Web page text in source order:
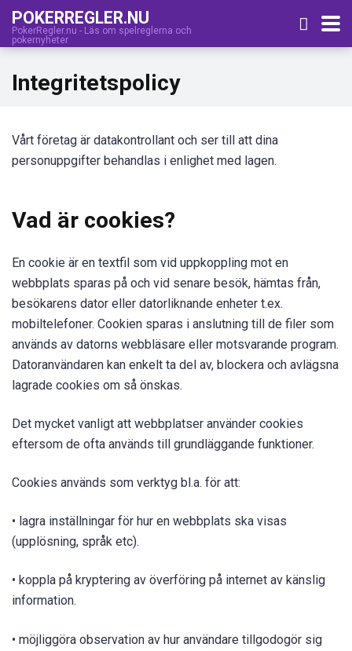
POKERREGLER.NU
PokerRegler.nu - Läs om spelreglerna och
pokernyheter
Integritetspolicy
Vårt företag är datakontrollant och ser till att dina
personuppgifter behandlas i enlighet med lagen.
Vad är cookies?
En cookie är en textfil som vid uppkoppling mot en
webbplats sparas på och vid senare besök, hämtas från,
besökarens dator eller datorliknande enheter t.ex.
mobiltelefoner. Cookien sparas i anslutning till de filer som
används av datorns webbläsare eller motsvarande program.
Datoranvändaren kan enkelt ta del av, blockera och avlägsna
lagrade cookies om så önskas.
Det mycket vanligt att webbplatser använder cookies
eftersom de ofta används till grundläggande funktioner.
Cookies används som verktyg bl.a. för att:
• lagra inställningar för hur en webbplats ska visas
(upplösning, språk etc).
• koppla på kryptering av överföring på internet av känslig
information.
• möjliggöra observation av hur användare tillgodogör sig